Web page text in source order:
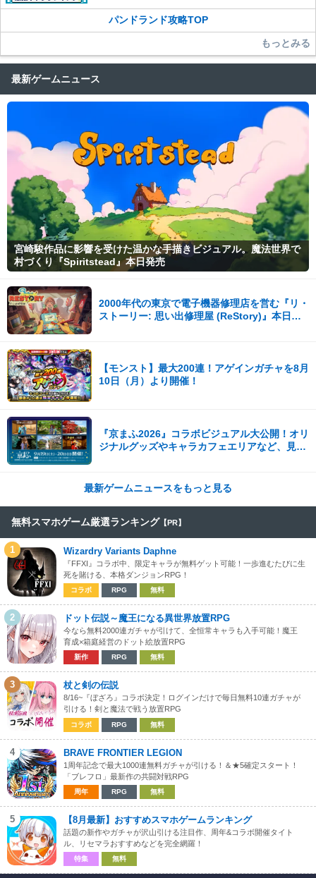
パンドランド攻略TOP
もっとみる
最新ゲームニュース
宮崎駿作品に影響を受けた温かな手描きビジュアル。魔法世界で
村づくり『Spiritstead』本日発売
2000年代の東京で電子機器修理店を営む『リ・
ストーリー: 思い出修理屋 (ReStory)』本日
【モンスト】最大200連！アゲインガチャを8月
10日（月）より開催！
『京まふ2026』コラボビジュアル大公開！オリ
ジナルグッズやキャラカフェエリアなど、見ど
最新ゲームニュースをもっと見る
無料スマホゲーム厳選ランキング 【PR】
1 Wizardry Variants Daphne
『FFXI』コラボ中、限定キャラが無料ゲット可能！一歩進むたびに生
死を賭ける、本格ダンジョンRPG！
コラボ RPG 無料
2 ドット伝説～魔王になる異世界放置RPG
今なら無料2000連ガチャが引けて、全恒常キャラも入手可能！魔王
育成×箱庭経営のドット絵放置RPG
新作 RPG 無料
3 杖と剣の伝説
8/16~『ぼざろ』コラボ決定！ログインだけで毎日無料10連ガチャが
引ける！剣と魔法で戦う放置RPG
コラボ RPG 無料
4 BRAVE FRONTIER LEGION
1周年記念で最大1000連無料ガチャが引ける！＆★5確定スタート！
「ブレフロ」最新作の共闘対戦RPG
周年 RPG 無料
5 【8月最新】おすすめスマホゲームランキング
話題の新作やガチャが沢山引ける注目作、周年&コラボ開催タイト
ル、リセマラおすすめなどを完全網羅！
特集 無料